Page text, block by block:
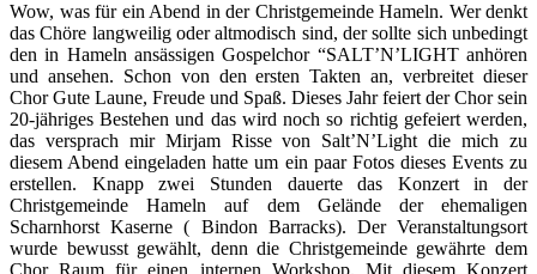
Wow, was für ein Abend in der Christgemeinde Hameln. Wer denkt
das Chöre langweilig oder altmodisch sind, der sollte sich unbedingt
den in Hameln ansässigen Gospelchor “SALT’N’LIGHT anhören
und ansehen. Schon von den ersten Takten an, verbreitet dieser
Chor Gute Laune, Freude und Spaß. Dieses Jahr feiert der Chor sein
20-jähriges Bestehen und das wird noch so richtig gefeiert werden,
das versprach mir Mirjam Risse von Salt’N’Light die mich zu
diesem Abend eingeladen hatte um ein paar Fotos dieses Events zu
erstellen. Knapp zwei Stunden dauerte das Konzert in der
Christgemeinde Hameln auf dem Gelände der ehemaligen
Scharnhorst Kaserne ( Bindon Barracks). Der Veranstaltungsort
wurde bewusst gewählt, denn die Christgemeinde gewährte dem